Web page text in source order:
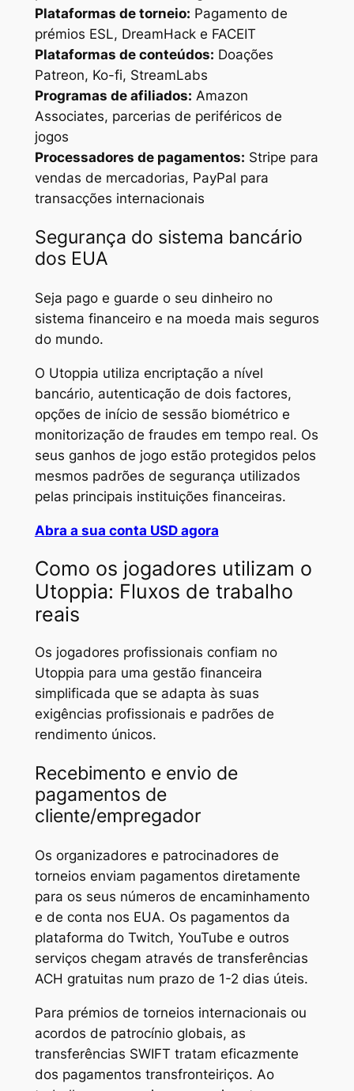
Plataformas de torneio: Pagamento de
prémios ESL, DreamHack e FACEIT
Plataformas de conteúdos: Doações
Patreon, Ko-fi, StreamLabs
Programas de afiliados: Amazon
Associates, parcerias de periféricos de
jogos
Processadores de pagamentos: Stripe para
vendas de mercadorias, PayPal para
transacções internacionais
Segurança do sistema bancário
dos EUA
Seja pago e guarde o seu dinheiro no
sistema financeiro e na moeda mais seguros
do mundo.
O Utoppia utiliza encriptação a nível
bancário, autenticação de dois factores,
opções de início de sessão biométrico e
monitorização de fraudes em tempo real. Os
seus ganhos de jogo estão protegidos pelos
mesmos padrões de segurança utilizados
pelas principais instituições financeiras.
Abra a sua conta USD agora
Como os jogadores utilizam o
Utoppia: Fluxos de trabalho
reais
Os jogadores profissionais confiam no
Utoppia para uma gestão financeira
simplificada que se adapta às suas
exigências profissionais e padrões de
rendimento únicos.
Recebimento e envio de
pagamentos de
cliente/empregador
Os organizadores e patrocinadores de
torneios enviam pagamentos diretamente
para os seus números de encaminhamento
e de conta nos EUA. Os pagamentos da
plataforma do Twitch, YouTube e outros
serviços chegam através de transferências
ACH gratuitas num prazo de 1-2 dias úteis.
Para prémios de torneios internacionais ou
acordos de patrocínio globais, as
transferências SWIFT tratam eficazmente
dos pagamentos transfronteiriços. Ao